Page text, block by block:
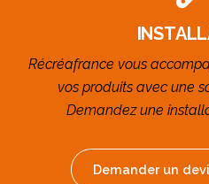
Récréafrance vous
vos produits avec une
Demandez une
Demander un